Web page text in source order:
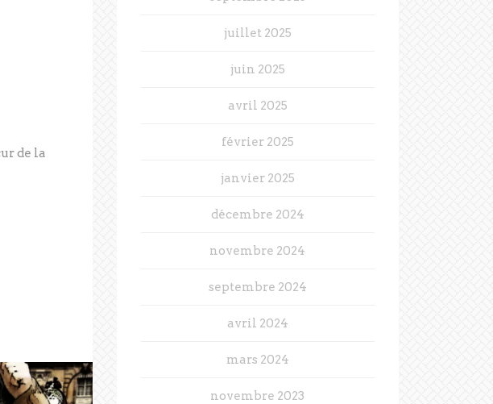
de la
juillet 2025
juin 2025
avril 2025
février 2025
janvier 2025
décembre 2024
novembre 2024
septembre 2024
avril 2024
mars 2024
novembre 2023